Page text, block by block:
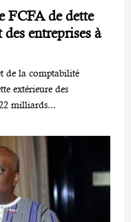
FCFA de dette
entreprises à
de la comptabilité
extérieure des
milliards...